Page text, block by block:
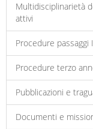
Multidisciplinarietà
attivi
Procedure
Procedure terzo
Pubblicazioni e
Documenti e